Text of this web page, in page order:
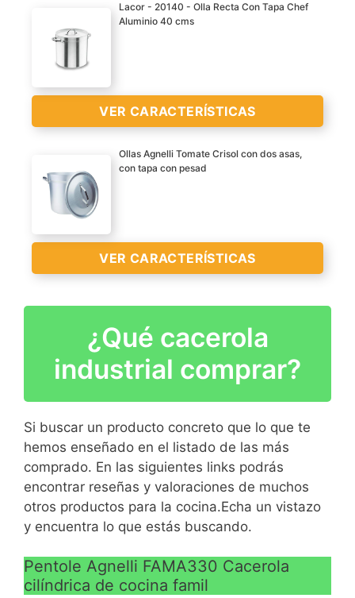
>
Sony Pictures
Cacerolas
VER
CARACTERÍSTICAS
>
Lacor - 20140 - Olla Recta Con Tapa Chef
Aluminio 40 cms
VER CARACTERÍSTICAS
Asas y mangos atérmicos
en tubo de acero inox
Tapa diseñada para el
exterior mate lijado
VER
CARACTERÍSTICAS
>
Ollas Agnelli Tomate Crisol con dos asas,
con tapa con pesad
VER CARACTERÍSTICAS
Tipo norte (maceta)
Con asas
Con tapa
Hecho en Italia
VER
CARACTERÍSTICAS
>
¿Qué cacerola
industrial comprar?
Si buscar un producto concreto que lo que te
hemos enseñado en el listado de las más
comprado. En las siguientes links podrás
encontrar reseñas y valoraciones de muchos
otros productos para la cocina.Echa un vistazo
y encuentra lo que estás buscando.
Pentole Agnelli FAMA330 Cacerola
cilíndrica de cocina famil